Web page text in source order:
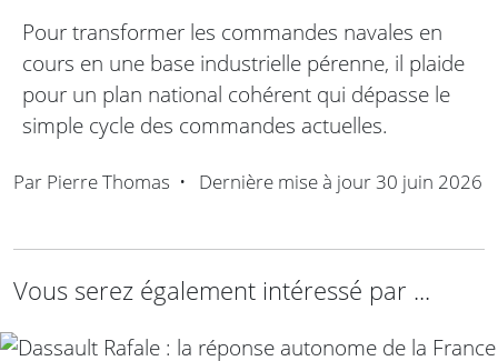
Pour transformer les commandes navales en
cours en une base industrielle pérenne, il plaide
pour un plan national cohérent qui dépasse le
simple cycle des commandes actuelles.
Par Pierre Thomas • Dernière mise à jour 30 juin 2026
Vous serez également intéressé par ...